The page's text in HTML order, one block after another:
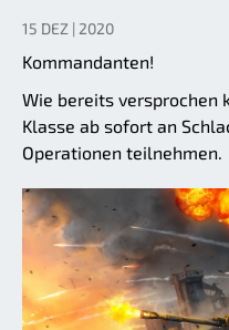
15 DEZ | 2020
Kommandanten!
Wie bereits versprochen
Klasse ab sofort an
Operationen teilnehmen.